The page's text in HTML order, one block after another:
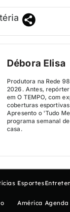
Débora Elisa
Produtora na Rede
2026. Antes,
em O TEMPO, com
coberturas
Apresento o 'Tudo
programa semanal
casa.
Esportes
América Agenda